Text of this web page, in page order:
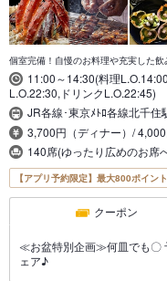
個室完備！自慢のお料理や充実した
11:00～14:30(料理
L.O.22:30,ドリンクL.O.22:45)
JR各線･東京ﾒﾄﾛ各線北千住
3,700円（ディナー）/
140席(ゆったり広めのお席
【アプリ予約限定】最大800ポイン
クーポン
≪お盆特別企画≫何皿でも〇
ェア♪